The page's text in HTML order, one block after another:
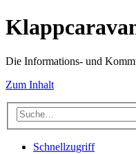
Die Informations- und
Zum Inhalt
Schnellzugriff